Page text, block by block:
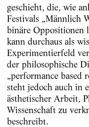
geschieht, die, wie
Festivals „Männlich
binäre Oppositionen
kann durchaus als
Experimentierfeld
der philosophische
„performance based
steht jedoch auch in
ästhetischer Arbeit,
Wissenschaft zu
beschreibt.